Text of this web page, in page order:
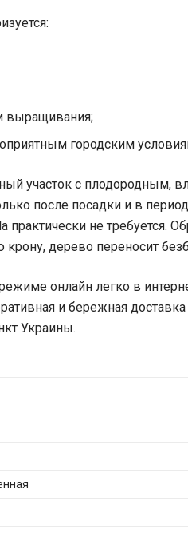
выращивания;
городским
участок с плодородным,
после посадки и в
не требуется.
дерево переносит
онлайн легко в
и бережная
Украины.